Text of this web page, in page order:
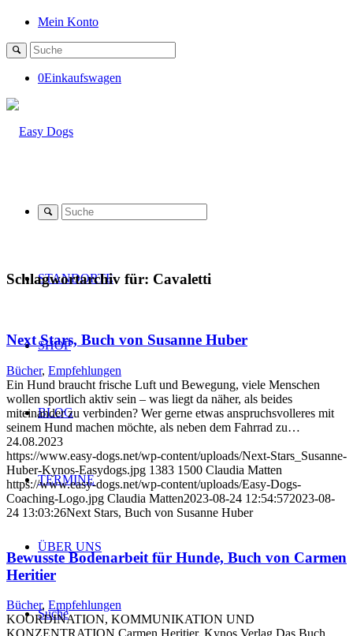
Mein Konto
0Einkaufswagen
STANDORTE
SHOP
BLOG
TERMINE
ÜBER UNS
Suche
Schlagwortarchiv für: Cavaletti
Next Stars, Buch von Susanne Huber
Bücher, Empfehlungen
Ein Hund braucht frische Luft und Bewegung, viele Menschen
wollen sportlich aktiv sein – was liegt da näher, als beides
miteinander zu verbinden? Wer gerne etwas anspruchsvolleres mit
seinem Hund machen möchte, als neben dem Fahrrad zu…
24.08.2023
https://www.easy-dogs.net/wp-content/uploads/Next-Stars_Susanne-
Huber-Kynos-Easydogs.jpg 1383 1500 Claudia Matten
https://www.easy-dogs.net/wp-content/uploads/Easy-Dogs-
Coaching-Logo.jpg Claudia Matten2023-08-24 12:54:572023-08-
24 13:03:26Next Stars, Buch von Susanne Huber
Bewusste Bodenarbeit für Hunde, Buch von Carmen
Heritier
Bücher, Empfehlungen
KOORDINATION, KOMMUNIKATION UND